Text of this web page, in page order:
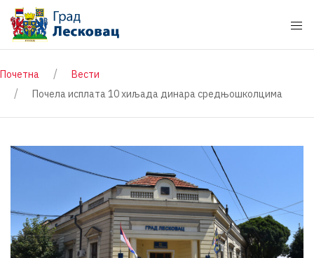
Почетна
Вести
Почела исплата 10 хиљада динара средњошколцима